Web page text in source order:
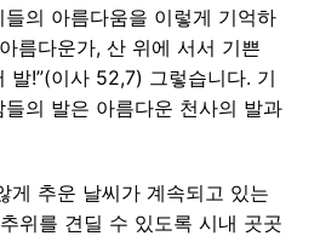
의 아름다움을 이렇게 기억하
름다운가, 산 위에 서서 기쁜
발!”(이사 52,7) 그렇습니다. 기
의 발은 아름다운 천사의 발과
게 추운 날씨가 계속되고 있는
위를 견딜 수 있도록 시내 곳곳